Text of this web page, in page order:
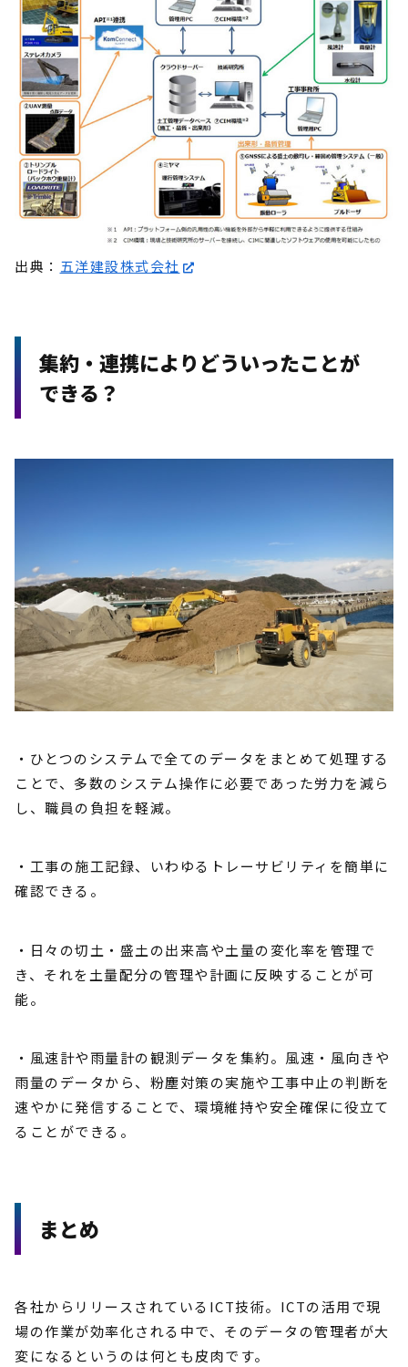
出典： 五洋建設株式会社
集約・連携によりどういったことが
できる？
・ひとつのシステムで全てのデータをまとめて処理する
ことで、多数のシステム操作に必要であった労力を減ら
し、職員の負担を軽減。
・工事の施工記録、いわゆるトレーサビリティを簡単に
確認できる。
・日々の切土・盛土の出来高や土量の変化率を管理で
き、それを土量配分の管理や計画に反映することが可
能。
・風速計や雨量計の観測データを集約。風速・風向きや
雨量のデータから、粉塵対策の実施や工事中止の判断を
速やかに発信することで、環境維持や安全確保に役立て
ることができる。
まとめ
各社からリリースされているICT技術。ICTの活用で現
場の作業が効率化される中で、そのデータの管理者が大
変になるというのは何とも皮肉です。